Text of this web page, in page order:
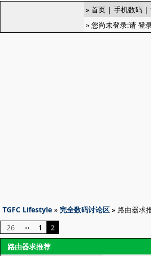
» 首页 | 手机数码 |
» 您尚未登录:请 登
TGFC Lifestyle » 完全数码讨论区 » 路由器求
26
‹‹ 1
2
路由器求推荐